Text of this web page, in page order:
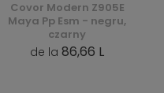
Covor Modern Z905E
Maya Pp Esm - negru,
czarny
de la 86,66 L